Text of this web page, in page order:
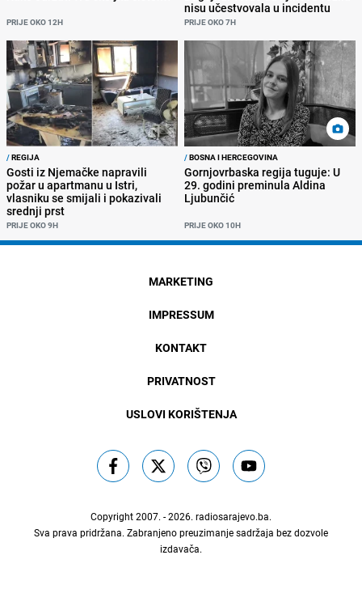
PRIJE OKO 12H
nisu učestvovala u incidentu
PRIJE OKO 7H
/REGIJA
Gosti iz Njemačke napravili
požar u apartmanu u Istri,
vlasniku se smijali i pokazivali
srednji prst
PRIJE OKO 9H
/BOSNA I HERCEGOVINA
Gornjovrbaska regija tuguje: U
29. godini preminula Aldina
Ljubunčić
PRIJE OKO 10H
MARKETING
IMPRESSUM
KONTAKT
PRIVATNOST
USLOVI KORIŠTENJA
Copyright 2007. - 2026. radiosarajevo.ba.
Sva prava pridržana. Zabranjeno preuzimanje sadržaja bez dozvole
izdavača.